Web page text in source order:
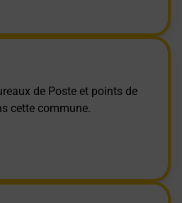
de Poste et points de
cette commune.